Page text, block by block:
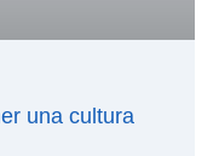
una cultura